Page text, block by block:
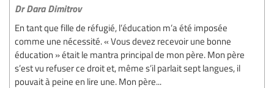
Dr Dara Dimitrov
En tant que fille de réfugié, l’éducation m’a été imposée
comme une nécessité. « Vous devez recevoir une bonne
éducation » était le mantra principal de mon père. Mon père
s’est vu refuser ce droit et, même s’il parlait sept langues, il
pouvait à peine en lire une. Mon père...